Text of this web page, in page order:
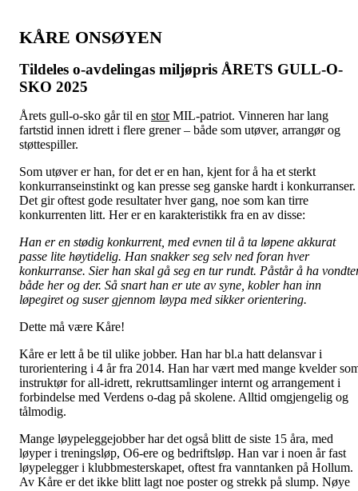
KÅRE ONSØYEN
Tildeles o-avdelingas miljøpris ÅRETS GULL-O-
SKO 2025
Årets gull-o-sko går til en storMIL-patriot. Vinneren har lang
fartstid innen idrett i flere grener – både som utøver, arrangør og
støttespiller.
Som utøver er han, for det er en han, kjent for å ha et sterkt
konkurranseinstinkt og kan presse seg ganske hardt i konkurranser.
Det gir oftest gode resultater hver gang, noe som kan tirre
konkurrenten litt. Her er en karakteristikk fra en av disse:
Han er en stødig konkurrent, med evnen til å ta løpene akkurat
passe lite høytidelig. Han snakker seg selv ned foran hver
konkurranse. Sier han skal gå seg en tur rundt. Påstår å ha
både her og der. Så snart han er ute av syne, kobler han inn
løpegiret og suser gjennom løypa med sikker orientering.
Dette må være Kåre!
Kåre er lett å be til ulike jobber. Han har bl.a hatt delansvar i
turorientering i 4 år fra 2014. Han har vært med mange kvelder
instruktør for all-idrett, rekruttsamlinger internt og arrangement i
forbindelse med Verdens o-dag på skolene. Alltid omgjengelig og
tålmodig.
Mange løypeleggejobber har det også blitt de siste 15 åra, med
løyper i treningsløp, O6-ere og bedriftsløp. Han var i noen år fast
løypelegger i klubbmesterskapet, oftest fra vanntanken på Hollum.
Av Kåre er det ikke blitt lagt noe poster og strekk på slump. Nøye